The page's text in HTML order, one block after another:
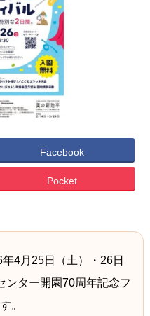
Facebook
Pocket
4月25日（土）・26日
ンター開園70周年記念フ
。